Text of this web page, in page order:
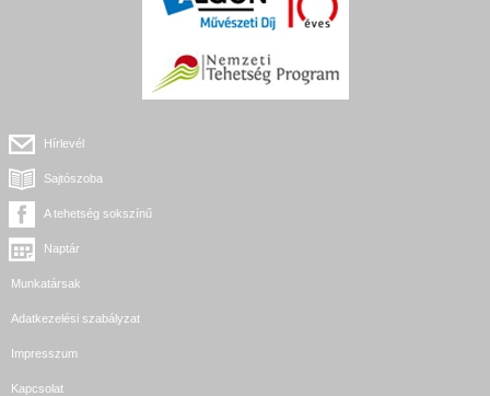
Hírlevél
Sajtószoba
A tehetség sokszínű
Naptár
Munkatársak
Adatkezelési szabályzat
Impresszum
Kapcsolat